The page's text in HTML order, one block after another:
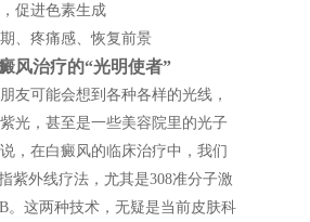
促进色素生成
、疼痛感、恢复前景
风治疗的“光明使者”
友可能会想到各种各样的光线，
光，甚至是一些美容院里的光子
，在白癜风的临床治疗中，我们
紫外线疗法，尤其是308准分子激
。这两种技术，无疑是当前皮肤科